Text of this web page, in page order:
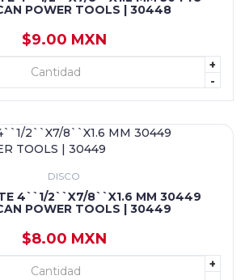
POWER TOOLS | 30448
$9.00 MXN
+
-
+ AGREGAR
DISCO
4``1/2``X7/8``X1.6 MM 30449
POWER TOOLS | 30449
$8.00 MXN
+
+ AGREGAR